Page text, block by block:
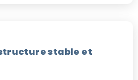
stable et